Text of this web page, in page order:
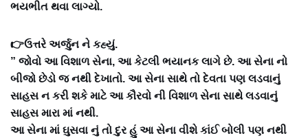
ભયભીત થવા લાગ્યો.
👉ઉત્તરે અર્જુન ને કહ્યું.
” જોવો આ વિશાળ સેના, આ કેટલી ભયાનક લાગે છે. આ સેના નો
બીજો છેડો જ નથી દેખાતો. આ સેના સાથે તો દેવતા પણ લડવાનું
સાહસ ન કરી શકે માટે આ કૌરવો ની વિશાળ સેના સાથે લડવાનું
સાહસ મારા માં નથી.
આ સેના માં ઘુસવા નું તો દુર હું આ સેના વીશે કાંઈ બોલી પણ નથી